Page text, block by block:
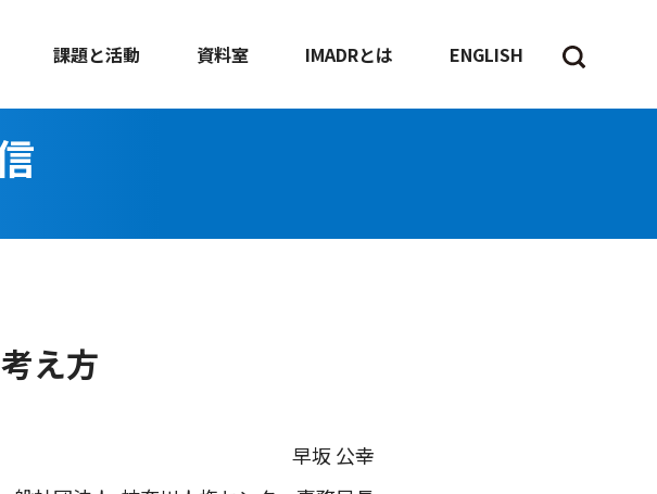
課題と活動 資料室 IMADRとは ENGLISH
え方
早坂 公幸